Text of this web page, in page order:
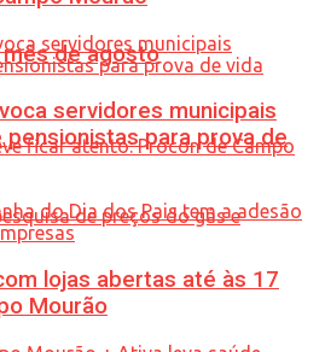
de agosto
servidores municipais
para prova de
lojas abertas até às 17
Mourão